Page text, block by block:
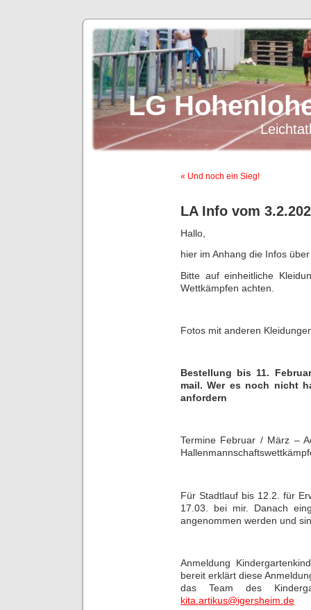
LG
« Und noch ein Sieg!
LA Info vom
Hallo,
hier im Anhang die Infos
Bitte auf einheitliche
Wettkämpfen achten.
Fotos mit anderen
Bestellung bis 11.
mail. Wer es noch nicht
anfordern
Termine Februar / März –
Für Stadtlauf bis 12.2. für
17.03. bei mir. Danach
angenommen werden und
Anmeldung
bereit erklärt diese
das Team des
kita.artikus@igersheim.de